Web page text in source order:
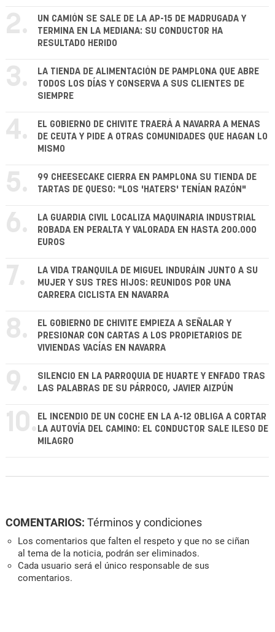
2.
UN CAMIÓN SE SALE DE LA AP-15 DE MADRUGADA Y
TERMINA EN LA MEDIANA: SU CONDUCTOR HA
RESULTADO HERIDO
3.
LA TIENDA DE ALIMENTACIÓN DE PAMPLONA QUE ABRE
TODOS LOS DÍAS Y CONSERVA A SUS CLIENTES DE
SIEMPRE
4.
EL GOBIERNO DE CHIVITE TRAERÁ A NAVARRA A MENAS
DE CEUTA Y PIDE A OTRAS COMUNIDADES QUE HAGAN LO
MISMO
5.
99 CHEESECAKE CIERRA EN PAMPLONA SU TIENDA DE
TARTAS DE QUESO: "LOS 'HATERS' TENÍAN RAZÓN"
6.
LA GUARDIA CIVIL LOCALIZA MAQUINARIA INDUSTRIAL
ROBADA EN PERALTA Y VALORADA EN HASTA 200.000
EUROS
7.
LA VIDA TRANQUILA DE MIGUEL INDURÁIN JUNTO A SU
MUJER Y SUS TRES HIJOS: REUNIDOS POR UNA
CARRERA CICLISTA EN NAVARRA
8.
EL GOBIERNO DE CHIVITE EMPIEZA A SEÑALAR Y
PRESIONAR CON CARTAS A LOS PROPIETARIOS DE
VIVIENDAS VACÍAS EN NAVARRA
9.
SILENCIO EN LA PARROQUIA DE HUARTE Y ENFADO TRAS
LAS PALABRAS DE SU PÁRROCO, JAVIER AIZPÚN
10. EL INCENDIO DE UN COCHE EN LA A-12 OBLIGA A CORTAR
LA AUTOVÍA DEL CAMINO: EL CONDUCTOR SALE ILESO DE
MILAGRO
COMENTARIOS: Términos y condiciones
Los comentarios que falten el respeto y que no se ciñan
al tema de la noticia, podrán ser eliminados.
Cada usuario será el único responsable de sus
comentarios.